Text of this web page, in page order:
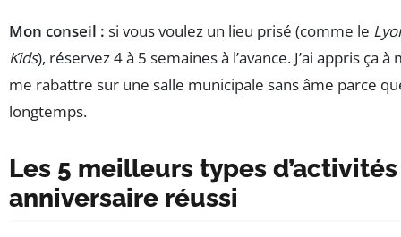
Mon conseil : si vous voulez un lieu prisé (comme le
Kids), réservez 4 à 5 semaines à l’avance. J’ai appris ça
me rabattre sur une salle municipale sans âme parce
longtemps.
Les 5 meilleurs types
anniversaire réussi